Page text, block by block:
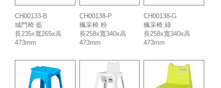
CH00133-B
城門椅 藍
長235x寬265x高
473mm
CH00138-P
楓采椅 粉
長258x寬340x高
473mm
CH00138-G
楓采椅 綠
長258x寬340x高
473mm